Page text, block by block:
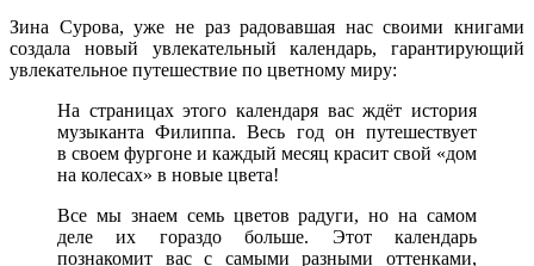
Зина Сурова, уже не раз радовавшая нас своими книгами
создала новый увлекательный календарь, гарантирующий
увлекательное путешествие по цветному миру:
На страницах этого календаря вас ждёт история
музыканта Филиппа. Весь год он путешествует
в своем фургоне и каждый месяц красит свой «дом
на колесах» в новые цвета!
Все мы знаем семь цветов радуги, но на самом
деле их гораздо больше. Этот календарь
познакомит вас с самыми разными оттенками,